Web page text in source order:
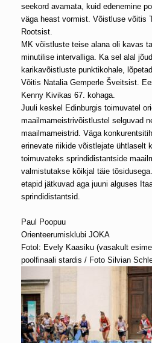
seekord avamata, kuid edenemine
väga heast vormist. Võistluse võitis
Rootsist.
MK võistluste teise alana oli kavas
minutilise intervalliga. Ka sel alal
karikavõistluste punktikohale,
Võitis Natalia Gemperle Šveitsist.
Kenny Kivikas 67. kohaga.
Juuli keskel Edinburgis toimuvatel
maailmameistrivõistlustel selguvad
maailmameistrid. Väga
erinevate riikide võistlejate ühtlaselt
toimuvateks sprindidistantside
valmistutakse kõikjal täie
etapid jätkuvad aga juuni alguses
sprindidistantsid.
Paul Poopuu
Orienteerumisklubi JOKA
Fotol: Evely Kaasiku (vasakult
poolfinaali stardis / Foto Silvian